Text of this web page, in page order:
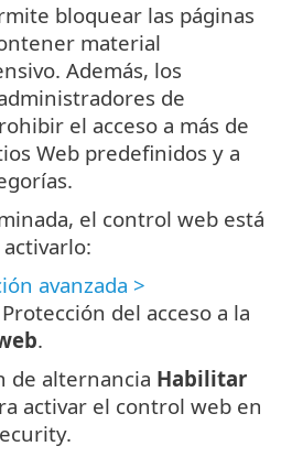
bloquear las páginas
material
Además, los
de
el acceso a más de
Web predefinidos y a
el control web está
avanzada >
del acceso a la
.
de alternancia Habilitar
activar el control web en